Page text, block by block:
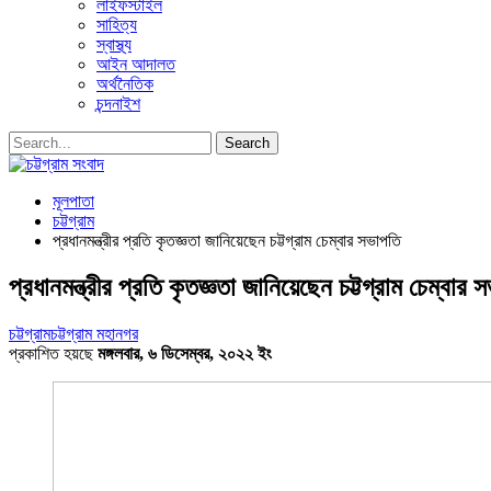
লাইফস্টাইল
সাহিত্য
স্বাস্থ্য
আইন আদালত
অর্থনৈতিক
চন্দনাইশ
মূলপাতা
চট্টগ্রাম
প্রধানমন্ত্রীর প্রতি কৃতজ্ঞতা জানিয়েছেন চট্টগ্রাম চেম্বার সভাপতি
প্রধানমন্ত্রীর প্রতি কৃতজ্ঞতা জানিয়েছেন চট্টগ্রাম চেম্বার
চট্টগ্রামচট্টগ্রাম মহানগর
প্রকাশিত হয়ছেমঙ্গলবার, ৬ ডিসেম্বর, ২০২২ ইং